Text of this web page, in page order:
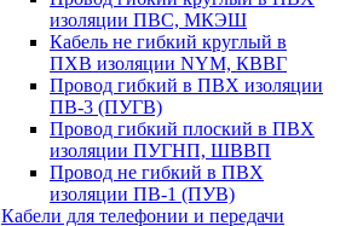
изоляции ПВС, МКЭШ
Кабель не гибкий круглый в
ПХВ изоляции NYM, КВВГ
Провод гибкий в ПВХ изоляции
ПВ-3 (ПУГВ)
Провод гибкий плоский в ПВХ
изоляции ПУГНП, ШВВП
Провод не гибкий в ПВХ
изоляции ПВ-1 (ПУВ)
Кабели для телефонии и передачи